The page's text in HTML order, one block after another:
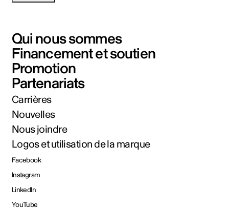
Qui nous sommes
Financement et soutien
Promotion
Partenariats
Carrières
Nouvelles
Nous joindre
Logos et utilisation de la marque
Facebook
Instagram
LinkedIn
YouTube